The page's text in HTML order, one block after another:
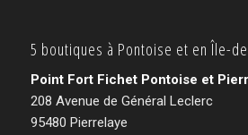
5 boutiques à Pontoise et en Île-
Point Fort Fichet Pontoise et
208 Avenue de Général Leclerc
95480 Pierrelaye